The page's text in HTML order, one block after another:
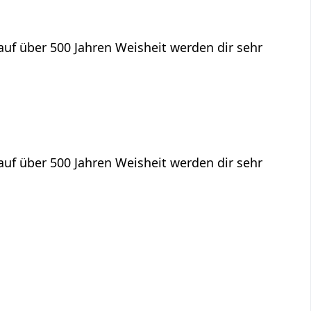
über 500 Jahren Weisheit werden dir sehr
über 500 Jahren Weisheit werden dir sehr